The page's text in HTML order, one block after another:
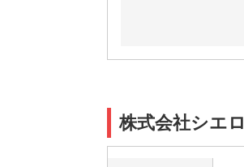
株式会社シエ